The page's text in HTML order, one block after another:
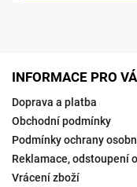
INFORMACE PRO
Doprava a platba
Obchodní podmínky
Podmínky ochrany
Reklamace, odstoupení
Vrácení zboží